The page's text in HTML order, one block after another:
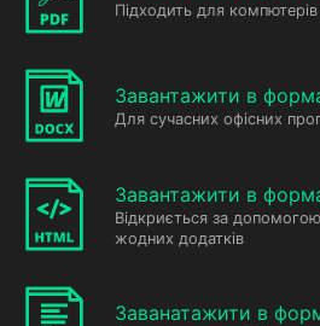
Підходить для
Завантажити в
Для сучасних офісних
Завантажити в
Відкриється за
жодних додатків
Заванатажити в